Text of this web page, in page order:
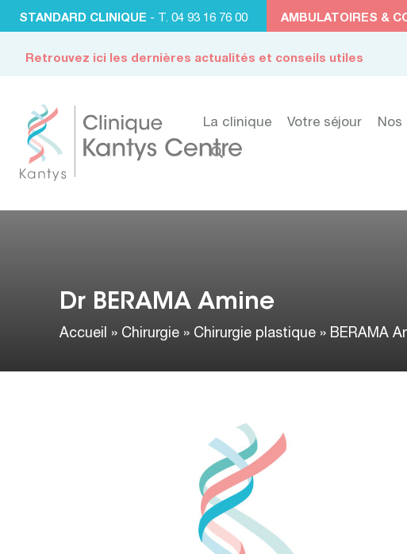
STANDARD CLINIQUE - T. 04 93 16 76 00 AMBULATOIRES &
Retrouvez ici les dernières actualités et conseils utiles
La clinique Votre séjour Nos
Dr BERAMA Amine
Accueil » Chirurgie » Chirurgie plastique » BERAMA